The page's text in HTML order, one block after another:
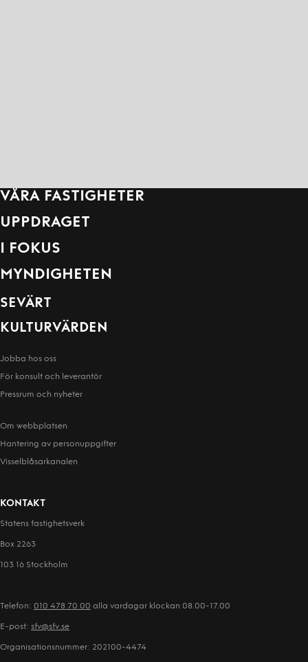
VÅRA FASTIGHETER
UPPDRAGET
I FOKUS
MYNDIGHETEN
SEVÄRT
KULTURVÄRDEN
Jobba hos oss
För konsult och leverantör
Pressrum och nyheter
Om webbplatsen
Hantering av person­uppgifter
Visselblåsarkanalen
KONTAKT
Statens fastighetsverk
Box 2263
103 16 Stockholm
Telefon: 010 478 70 00 alla vardagar klockan 08.00-17.00
E-post: sfv@sfv.se
Organisationsnummer: 202100-4474